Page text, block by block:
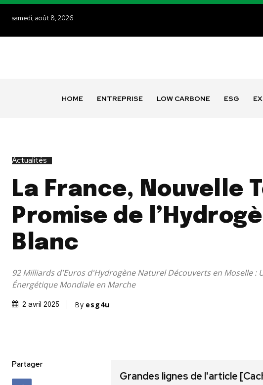
samedi, août 8, 2026
HOME ENTREPRISE LOW CARBONE ESG
Actualités
La France, Nouvelle
Promise de
Blanc
92 Milliards d'Euros d'Hydrogène Naturel Découverts en Moselle :
Énergétique Mondiale en Marche
2 avril 2025 By esg4u
Partager
Grandes lignes de l'article